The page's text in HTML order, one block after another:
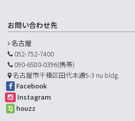
お問い合わせ先
名古屋
052-752-7400
090-6580-0396(携帯)
名古屋市千種区田代本通5-3 nu bldg.
Facebook
Instagram
houzz